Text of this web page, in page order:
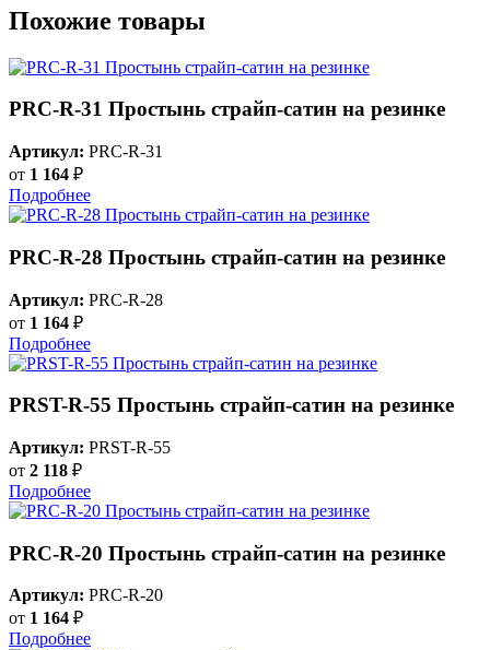
Похожие товары
PRC-R-31 Простынь страйп-сатин на резинке
Артикул: PRC-R-31
от 1 164 ₽
Подробнее
PRC-R-28 Простынь страйп-сатин на резинке
Артикул: PRC-R-28
от 1 164 ₽
Подробнее
PRST-R-55 Простынь страйп-сатин на резинке
Артикул: PRST-R-55
от 2 118 ₽
Подробнее
PRC-R-20 Простынь страйп-сатин на резинке
Артикул: PRC-R-20
от 1 164 ₽
Подробнее